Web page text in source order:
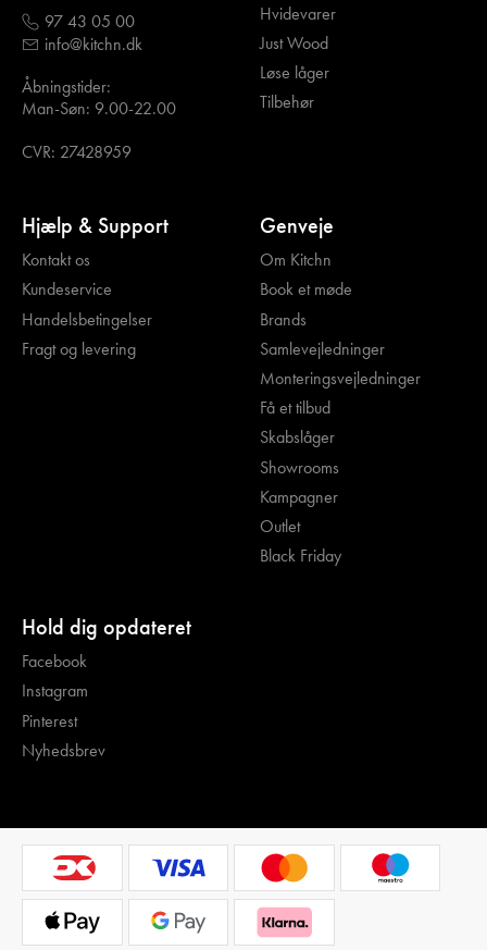
97 43 05 00
info@kitchn.dk
Åbningstider:
Man-Søn: 9.00-22.00
CVR: 27428959
Hvidevarer
Just Wood
Løse låger
Tilbehør
Hjælp & Support
Kontakt os
Kundeservice
Handelsbetingelser
Fragt og levering
Genveje
Om Kitchn
Book et møde
Brands
Samlevejledninger
Monteringsvejledninger
Få et tilbud
Skabslåger
Showrooms
Kampagner
Outlet
Black Friday
Hold dig opdateret
Facebook
Instagram
Pinterest
Nyhedsbrev